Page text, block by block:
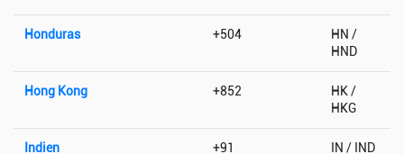
Honduras +504
HN /
HND
Hong Kong +852
HK /
HKG
Indien +91 IN / IND